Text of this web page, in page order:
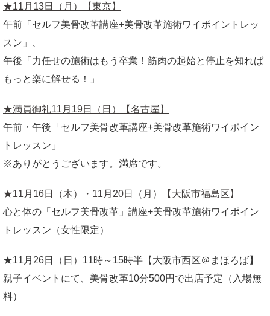
★11月13日（月）【東京】
午前「セルフ美骨改革講座+美骨改革施術ワイポイントレッ
スン」、
午後「力任せの施術はもう卒業！筋肉の起始と停止を知れば
もっと楽に解せる！」
★満員御礼11月19日（日）【名古屋】
午前・午後「セルフ美骨改革講座+美骨改革施術ワイポイン
トレッスン」
※ありがとうございます。満席です。
★11月16日（木）・11月20日（月）【大阪市福島区】
心と体の「セルフ美骨改革」講座+美骨改革施術ワイポイン
トレッスン（女性限定）
★11月26日（日）11時～15時半【大阪市西区＠まほろば】
親子イベントにて、美骨改革10分500円で出店予定（入場無
料）